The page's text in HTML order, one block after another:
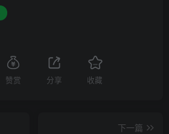
赞赏 分享 收藏
下一篇